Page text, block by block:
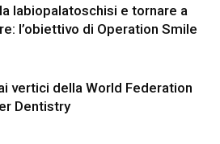
labiopalatoschisi e tornare a
l’obiettivo di Operation Smile
vertici della World Federation
Dentistry